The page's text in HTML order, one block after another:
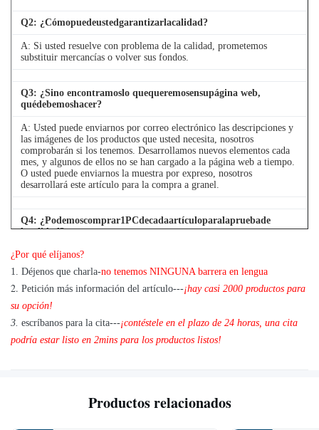
Q2: ¿Cómopuedeustedgarantizarlacalidad?
A: Si usted resuelve con problema de la calidad, prometemos
substituir mercancías o volver sus fondos.
Q3: ¿Sino encontramoslo quequeremosensupágina web,
quédebemoshacer?
A: Usted puede enviarnos por correo electrónico las descripciones y
las imágenes de los productos que usted necesita, nosotros
comprobarán si los tenemos. Desarrollamos nuevos elementos cada
mes, y algunos de ellos no se han cargado a la página web a tiempo.
O usted puede enviarnos la muestra por expreso, nosotros
desarrollará este artículo para la compra a granel.
Q4: ¿Podemoscomprar1PCdecadaartículoparalapruebade
lacalidad?
A: Sí, estamos alegres enviar 1pc para la prueba de la calidad si
tenemos el artículo que usted necesita en existencia
¿Por qué elíjanos?
1. Déjenos que charla-no tenemos NINGUNA barrera en lengua
2. Petición más información del artículo---¡hay casi 2000 productos para
su opción!
3. escríbanos para la cita---¡contéstele en el plazo de 24 horas, una cita
podría estar listo en 2mins para los productos listos!
Productos relacionados